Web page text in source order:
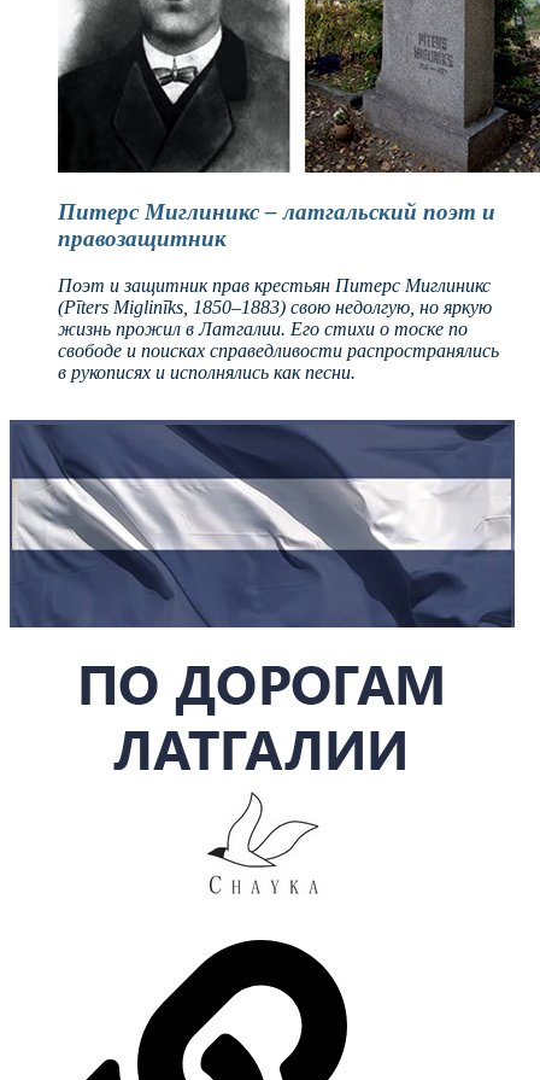
Питерс Миглиникс – латгальский поэт и
правозащитник
Поэт и защитник прав крестьян Питерс Миглиникс
(Pīters Miglinīks, 1850–1883) свою недолгую, но яркую
жизнь прожил в Латгалии. Его стихи о тоске по
свободе и поисках справедливости распространялись
в рукописях и исполнялись как песни.